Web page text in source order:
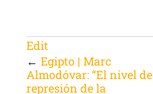
Edit
← Egipto | Marc
Almodóvar: “El nivel de
represión de la